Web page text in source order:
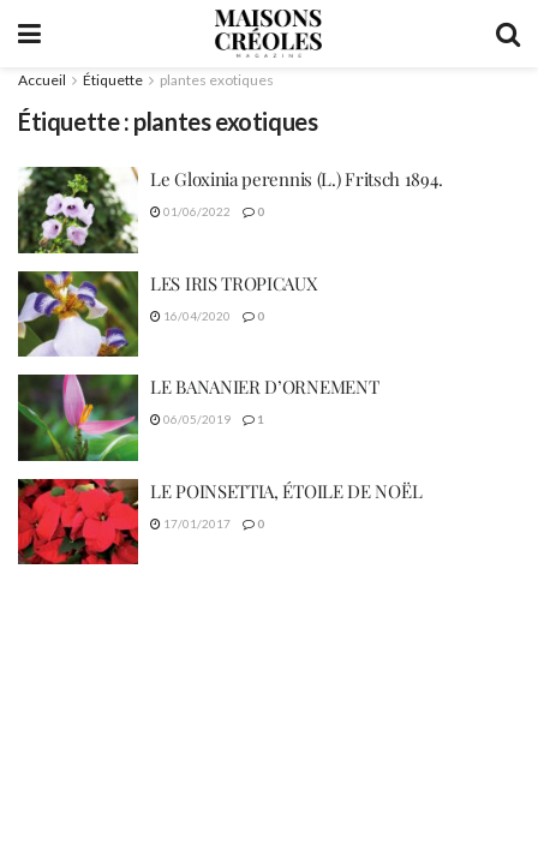
Accueil Étiquette plantes exotiques
Étiquette : plantes exotiques
Le Gloxinia perennis (L.) Fritsch 1894.
01/06/2022 0
LES IRIS TROPICAUX
16/04/2020 0
LE BANANIER D’ORNEMENT
06/05/2019 1
LE POINSETTIA, ÉTOILE DE NOËL
17/01/2017 0